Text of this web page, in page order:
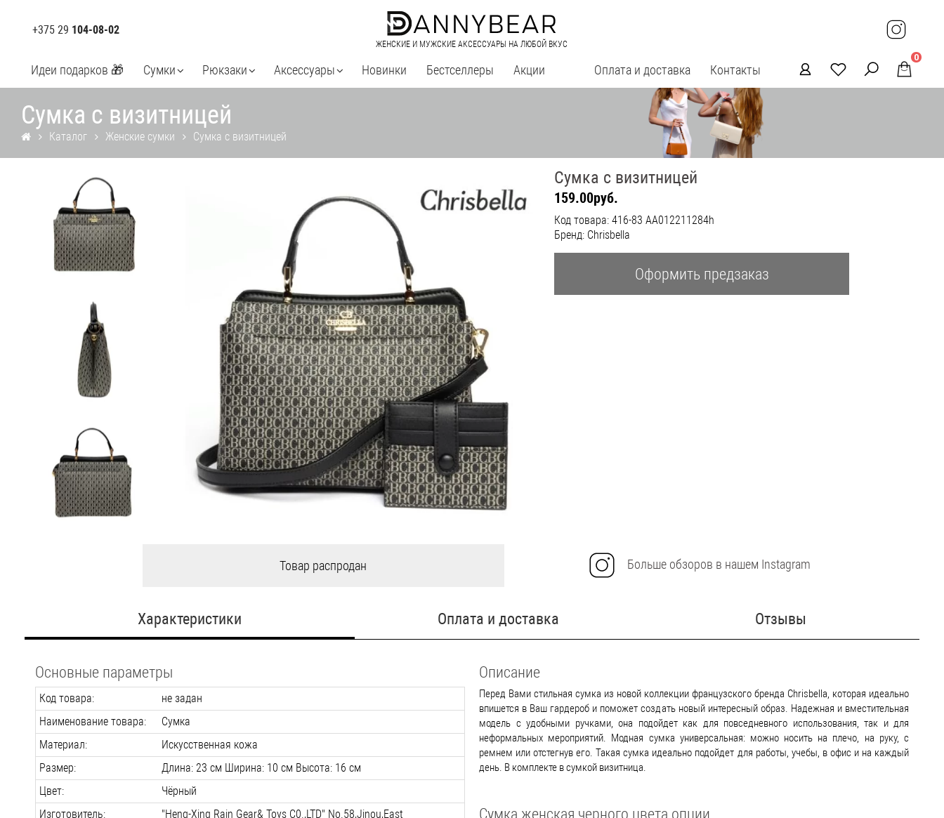
+375 29 104-08-02
ЖЕНСКИЕ И МУЖСКИЕ АКСЕССУАРЫ НА ЛЮБОЙ ВКУС
Идеи подарков 🎁 Сумки Рюкзаки Аксессуары Новинки Бестселлеры Акции Оплата и доставка Контакты
0
Сумка с визитницей
Каталог Женские сумки Сумка с визитницей
Сумка с визитницей
159.00руб.
Код товара: 416-83 AA012211284h
Бренд: Chrisbella
Оформить предзаказ
Товар распродан Больше обзоров в нашем Instagram
Характеристики Оплата и доставка Отзывы
Основные параметры
Код товара:
не задан
Наименование товара:
Сумка
Материал:
Искусственная кожа
Размер:
Длина: 23 см Ширина: 10 см Высота: 16 см
Цвет:
Чёрный
Изготовитель:
"Heng-Xing Rain Gear& Toys C0.,LTD" No.58,Jinou,East
Описание
Перед Вами стильная сумка из новой коллекции французского бренда Chrisbella, которая идеально
впишется в Ваш гардероб и поможет создать новый интересный образ. Надежная и вместительная
модель с удобными ручками, она подойдет как для повседневного использования, так и для
неформальных мероприятий. Модная сумка универсальная: можно носить на плечо, на руку, с
ремнем или отстегнув его. Такая сумка идеально подойдет для работы, учебы, в офис и на каждый
день. В комплекте в сумкой визитница.
Сумка женская черного цвета опции